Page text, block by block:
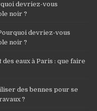
devriez-vous
noir ?
devriez-vous
noir ?
des eaux à Paris : que faire
des bennes pour se
?